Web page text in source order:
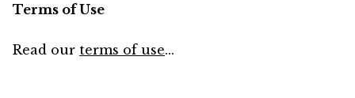
Terms of Use
Read our terms of use...